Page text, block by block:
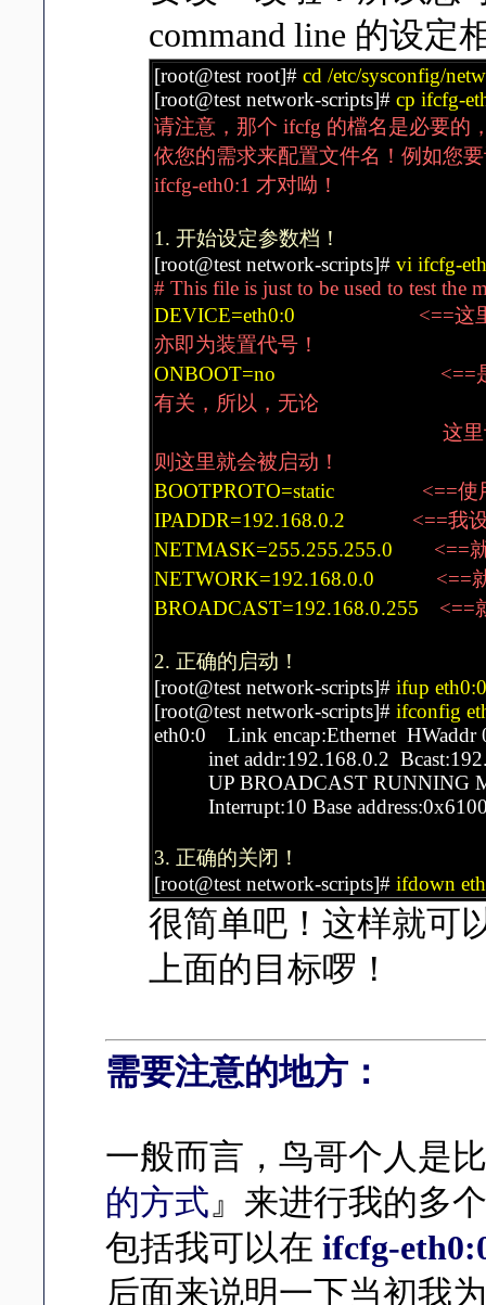
command line 的设定
[root@test root]# cd /etc/sysconfig/
[root@test network-scripts]# cp ifcfg-
请注意，那个 ifcfg 的檔名是必要的
依您的需求来配置文件名！例如您
ifcfg-eth0:1 才对呦！
1. 开始设定参数档！
[root@test network-scripts]# vi ifcfg-
# This file is just to be used to test the
DEVICE=eth0:0 <==这
亦即为装置代号！
ONBOOT=no <==
有关，所以，无论
这里设定为何，开
则这里就会被启动！
BOOTPROTO=static
<==使
IPADDR=192.168.0.2
<==我
NETMASK=255.255.255.0
<==
NETWORK=192.168.0.0 <==
BROADCAST=192.168.0.255 <==
2. 正确的启动！
[root@test network-scripts]# ifup eth0:0
[root@test network-scripts]# ifconfig
eth0:0 Link encap:Ethernet HWaddr
inet addr:192.168.0.2
UP BROADCAST RUNNING
Interrupt:10 Base
3. 正确的关闭！
[root@test network-scripts]# ifdown
很简单吧！这样就可
上面的目标啰！
需要注意的地方：
一般而言，鸟哥个人是
的方式 』来进行我的多
包括我可以在 ifcfg-
后面来说明一下当初我